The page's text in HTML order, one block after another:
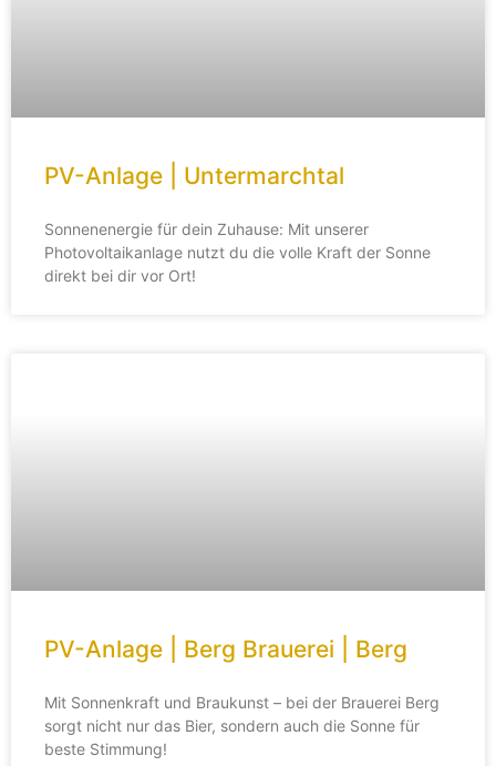
PV-Anlage | Untermarchtal
Sonnenenergie für dein Zuhause: Mit unserer
Photovoltaikanlage nutzt du die volle Kraft der Sonne
direkt bei dir vor Ort!
PV-Anlage | Berg Brauerei | Berg
Mit Sonnenkraft und Braukunst – bei der Brauerei Berg
sorgt nicht nur das Bier, sondern auch die Sonne für
beste Stimmung!